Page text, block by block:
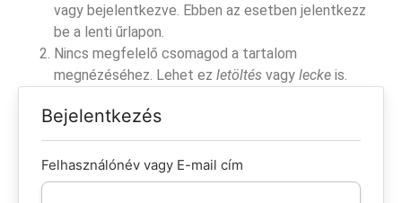
vagy bejelentkezve. Ebben az esetben jelentkezz
be a lenti űrlapon.
Nincs megfelelő csomagod a tartalom
megnézéséhez. Lehet ez letöltés vagy lecke is.
Bejelentkezés
Felhasználónév vagy E-mail cím